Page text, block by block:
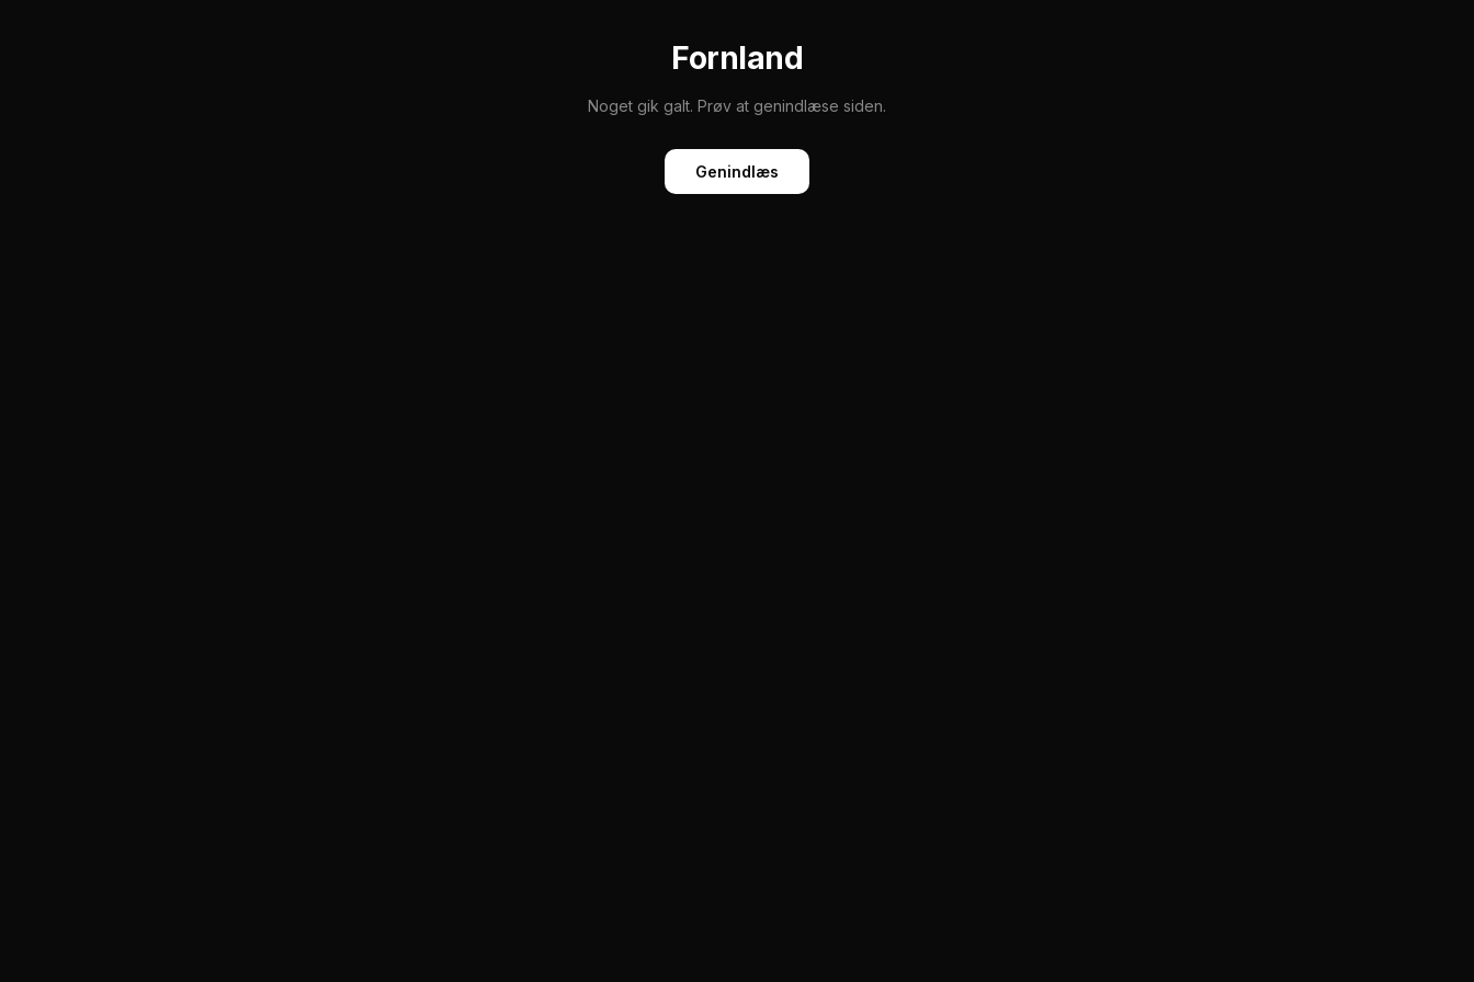
Fornland
Noget gik galt. Prøv at genindlæse siden.
Genindlæs